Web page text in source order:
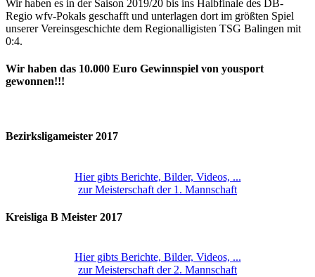
Wir haben es in der Saison 2019/20 bis ins Halbfinale des DB-
Regio wfv-Pokals geschafft und unterlagen dort im größten Spiel
unserer Vereinsgeschichte dem Regionalligisten TSG Balingen mit
0:4.
Wir haben das 10.000 Euro Gewinnspiel von yousport
gewonnen!!!
Bezirksligameister 2017
Hier gibts Berichte, Bilder, Videos, ...
zur Meisterschaft der 1. Mannschaft
Kreisliga B Meister 2017
Hier gibts Berichte, Bilder, Videos, ...
zur Meisterschaft der 2. Mannschaft